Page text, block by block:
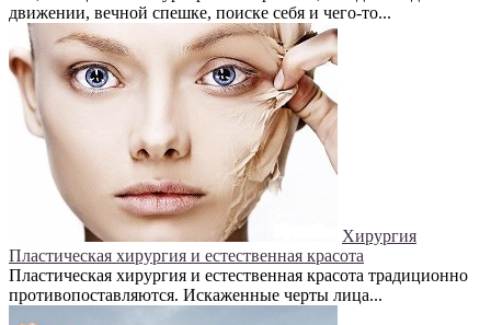
движении, вечной спешке, поиске себя и чего-то...
Хирургия
Пластическая хирургия и естественная красота
Пластическая хирургия и естественная красота традиционно
противопоставляются. Искаженные черты лица...